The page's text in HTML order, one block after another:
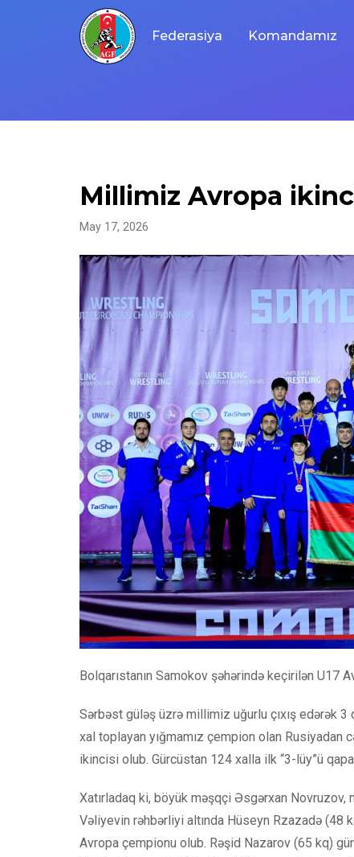
Federasiya Komandamız
Millimiz Avropa
May 17, 2026
Bolqarıstanın Samokov şəhərində keçirilən U17
Sərbəst güləş üzrə millimiz uğurlu çıxış edərək 3
xal toplayan yığmamız çempion olan Rusiyadan
ikincisi olub. Gürcüstan 124 xalla ilk “3-lüy”ü
Xatırladaq ki, böyük məşqçi Əsgərxan
Vəliyevin rəhbərliyi altında Hüseyn Rzazadə (48
Avropa çempionu olub. Rəşid Nazarov (65 kq)